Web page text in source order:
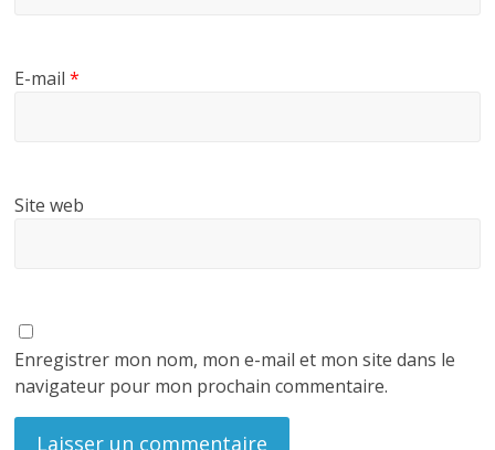
E-mail*
Site web
Enregistrer mon nom, mon e-mail et mon site dans le
navigateur pour mon prochain commentaire.